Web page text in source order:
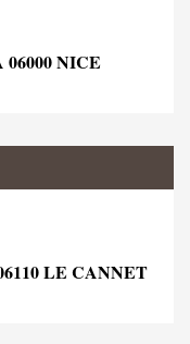
NICE
LE CANNET